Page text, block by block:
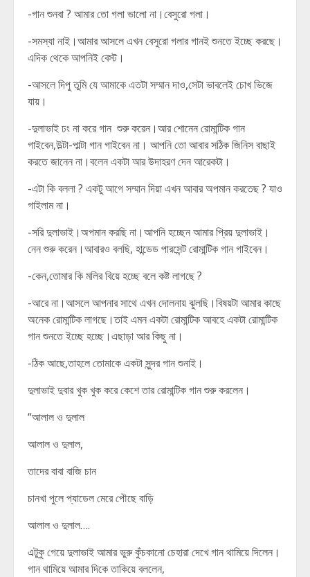
-গান শুনবা ? আমার তো গলা ভালো না।বেসুরো গলা।
-সমস্যা নাই।আমার আসলে এখন বেসুরো গলার গানই শুনতে ইচ্ছে করছে।
এদিক থেকে আপনিই বেস্ট।
-আসলে দিপু তুমি যে আমাকে এতটা সম্মান দাও,সেটা ভাবলেই চোখ ভিজে
যায়।
-দুলাভাই ঢং না করে গান শুরু করেন।আর শোনেন রোমান্টিক গান
গাইবেন,উল্টা-পাল্টা গান গাইবেন না। আপনি তো আবার সঠিক জিনিস বাছাই
করতে জানেন না।বলেন একটা আর উদাহরণ দেন আরেকটা।
-এটা কি বললা ? একটু আগে সম্মান দিয়া এখন আবার অপমান করতেছ ? যাও
গাইলাম না।
-সরি দুলাভাই।অপমান করছি না।আপনি হচ্ছেন আমার প্রিয় দুলাভাই।
নেন শুরু করেন।আবারও বলছি, হান্ডেড পারসেন্ট রোমান্টিক গান গাইবেন।
-কেন,তোমার কি মলির বিয়ে হচ্ছে বলে কষ্ট লাগছে ?
-আরে না।আসলে আপনার সাথে এখন দোলনায় ঝুলছি।বিষয়টা আমার কাছে
অনেক রোমান্টিক লাগছে।তাই এমন একটা রোমান্টিক আবহে একটা রোমান্টিক
গান শুনতে ইচ্ছে হচ্ছে।এছাড়া আর কিছু না।
-ঠিক আছে,তাহলে তোমাকে একটা সুন্দর গান শুনাই।
দুলাভাই দুবার খুক খুক করে কেশে তার রোমান্টিক গান শুরু করলেন।
“আলাল ও দুলাল
আলাল ও দুলাল,
তাদের বাবা বাজি চান
চানখা পুলে প্যাডেল মেরে পৌছে বাড়ি
আলাল ও দুলাল….
এটুকু গেয়ে দুলাভাই আমার ভুরু কুঁচকানো চেহারা দেখে গান থামিয়ে দিলেন।
গান থামিয়ে আমার দিকে তাকিয়ে বললেন,